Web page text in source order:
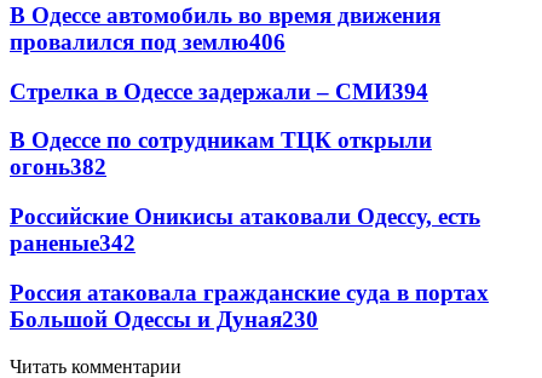
В Одессе автомобиль во время движения
провалился под землю406
Стрелка в Одессе задержали – СМИ394
В Одессе по сотрудникам ТЦК открыли
огонь382
Российские Оникисы атаковали Одессу, есть
раненые342
Россия атаковала гражданские суда в портах
Большой Одессы и Дуная230
Читать комментарии